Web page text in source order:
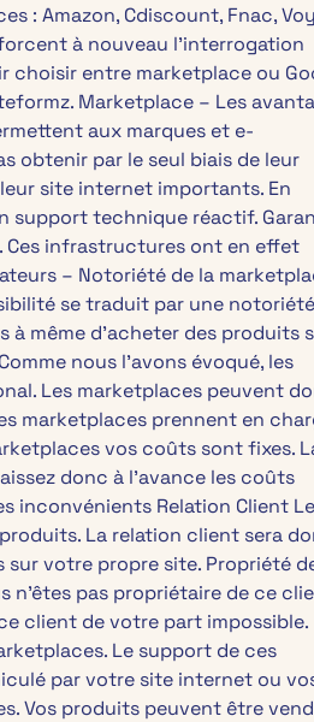
: Amazon, Cdiscount, Fnac,
à nouveau l’interrogation
choisir entre marketplace ou
Marketplace – Les
aux marques et e-
obtenir par le seul biais de leur
site internet importants. En
support technique réactif.
Ces infrastructures ont en effet
– Notoriété de la
se traduit par une notoriété
même d’acheter des produits
nous l’avons évoqué, les
Les marketplaces peuvent
marketplaces prennent en
vos coûts sont fixes.
donc à l’avance les coûts
inconvénients Relation Client
La relation client sera
votre propre site. Propriété
pas propriétaire de ce
client de votre part impossible.
Le support de ces
par votre site internet ou
Vos produits peuvent être